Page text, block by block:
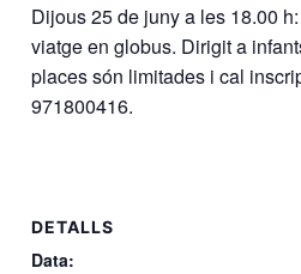
Dijous 25 de juny a les 18.00
viatge en globus. Dirigit a
places són limitades i cal
971800416.
DETALLS
Data: